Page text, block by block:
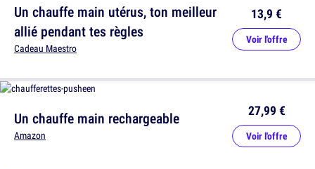
Un chauffe main utérus, ton meilleur
allié pendant tes règles
Cadeau Maestro
13,9 €
Voir l'offre
Un chauffe main rechargeable
Amazon
27,99 €
Voir l'offre